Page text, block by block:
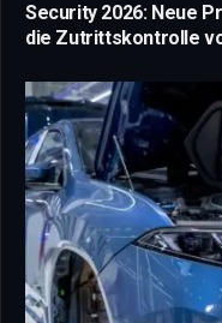
Security 2026: Neue
die Zutrittskontrolle